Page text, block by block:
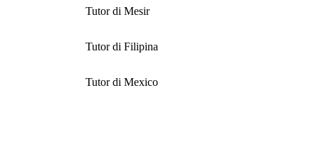
Tutor di Mesir
Tutor di Filipina
Tutor di Mexico